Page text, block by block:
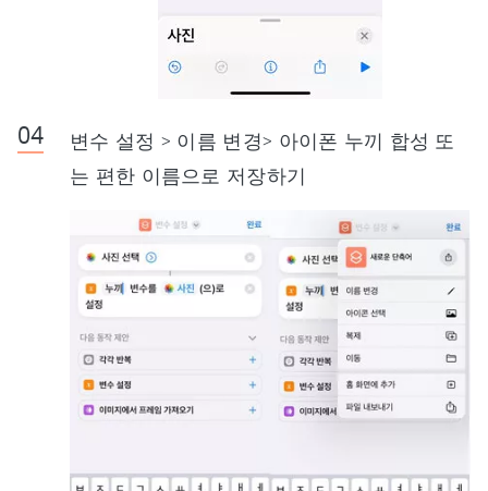
변수 설정 > 이름 변경> 아이폰 누끼 합성 또
는 편한 이름으로 저장하기